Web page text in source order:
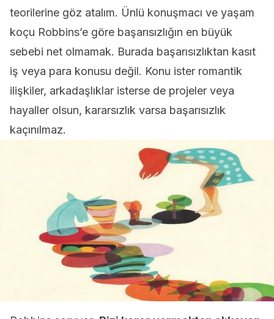
teorilerine göz atalım. Ünlü konuşmacı ve yaşam
koçu Robbins’e göre başarısızlığın en büyük
sebebi net olmamak. Burada başarısızlıktan kasıt
iş veya para konusu değil. Konu ister romantik
ilişkiler, arkadaşlıklar isterse de projeler veya
hayaller olsun, kararsızlık varsa başarısızlık
kaçınılmaz.